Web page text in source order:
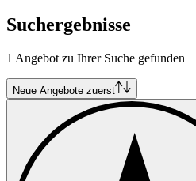
Suchergebnisse
1 Angebot zu Ihrer Suche gefunden
Neue Angebote zuerst